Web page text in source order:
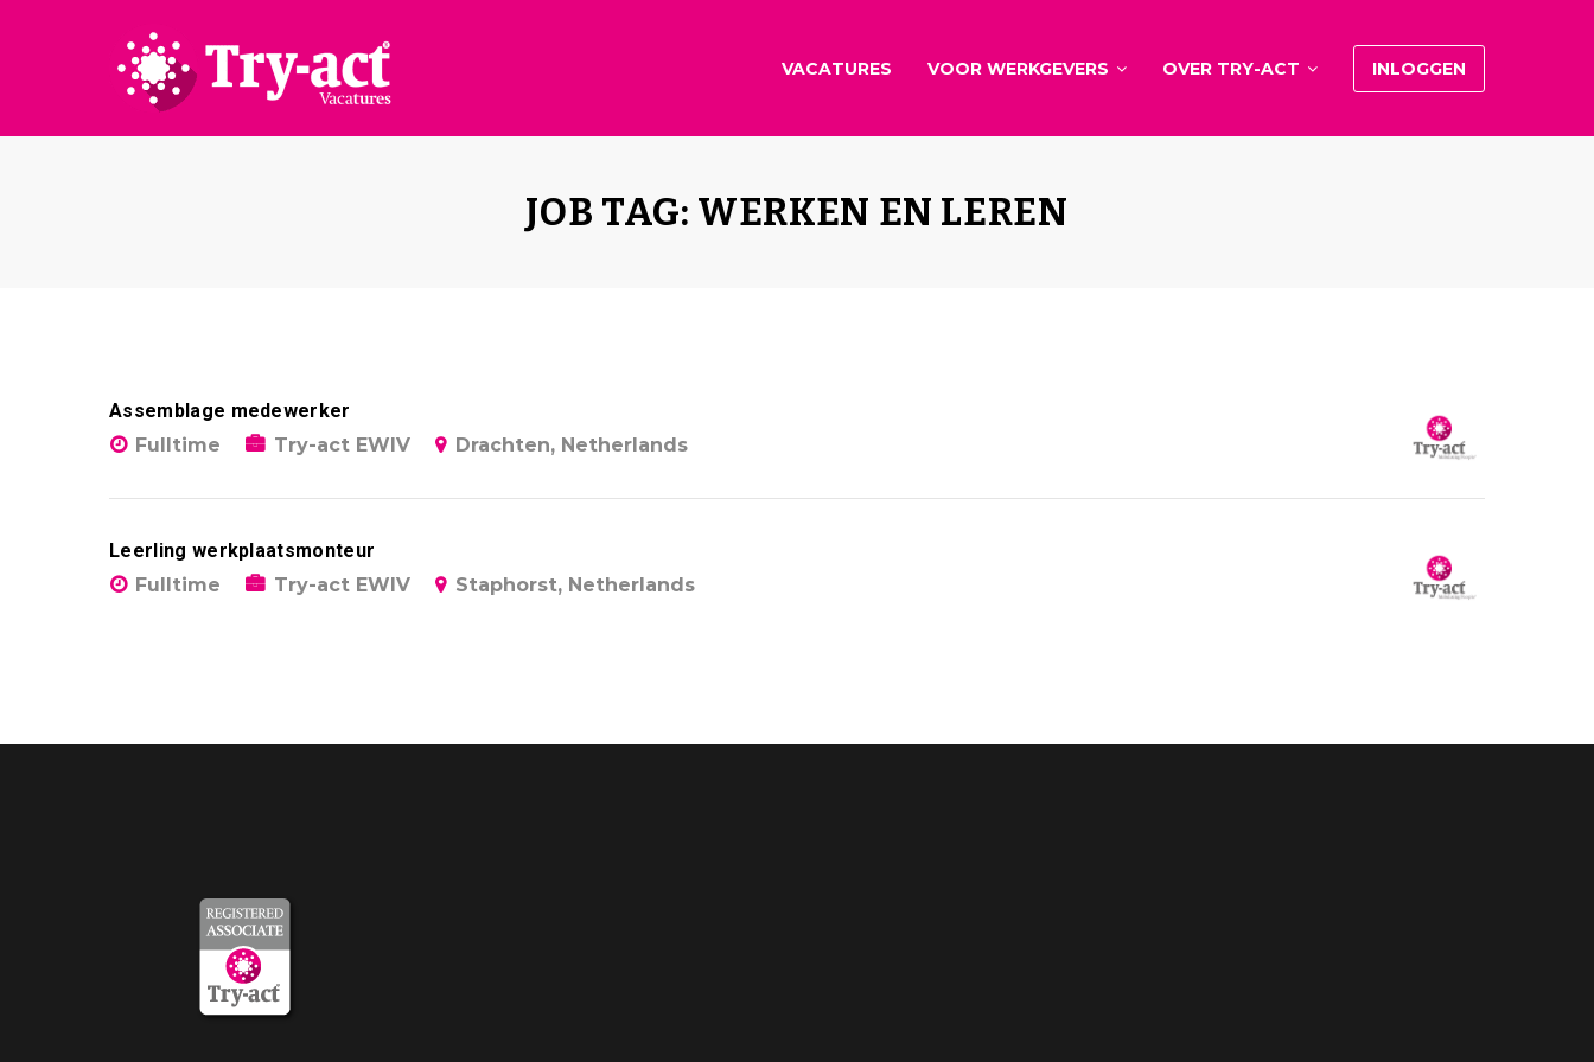
VACATURES VOOR WERKGEVERS OVER TRY-ACT INLOGGEN
JOB TAG: WERKEN EN LEREN
Assemblage medewerker
Fulltime
Try-act EWIV Drachten, Netherlands
Leerling werkplaatsmonteur
Fulltime
Try-act EWIV Staphorst, Netherlands